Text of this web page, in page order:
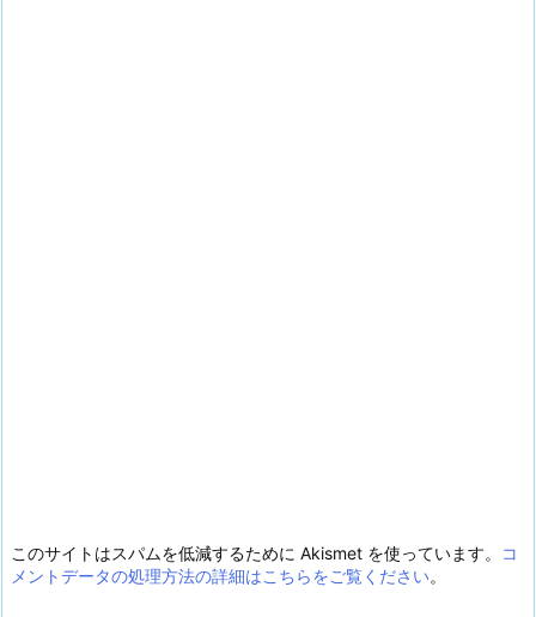
このサイトはスパムを低減するために Akismet を使っています。
コ
メントデータの処理方法の詳細はこちらをご覧ください。